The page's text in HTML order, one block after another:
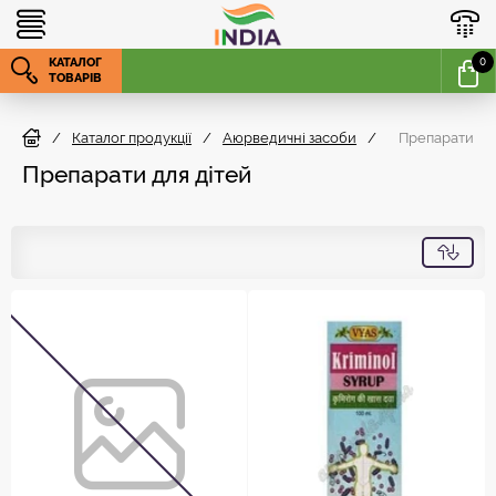
КАТАЛОГ
ТОВАРІВ
0
/ Каталог продукції / Аюрведичні засоби / Препарати
Препарати для дітей